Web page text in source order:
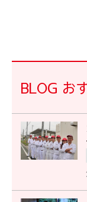
BLOG お